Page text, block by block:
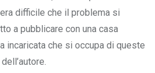
difficile che il problema si
a pubblicare con una casa
incaricata che si occupa di queste